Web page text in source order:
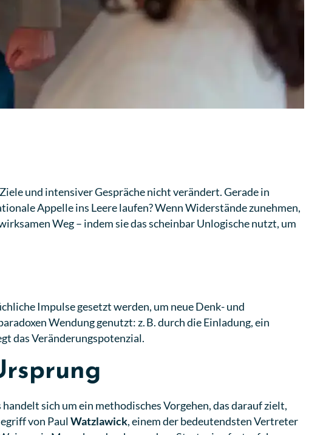
und intensiver Gespräche nicht verändert. Gerade in
Appelle ins Leere laufen? Wenn Widerstände zunehmen,
Weg – indem sie das scheinbar Unlogische nutzt, um
Impulse gesetzt werden, um neue Denk- und
Wendung genutzt: z. B. durch die Einladung, ein
das Veränderungspotenzial.
sich um ein methodisches Vorgehen, das darauf zielt,
von PaulWatzlawick, einem der bedeutendsten Vertreter